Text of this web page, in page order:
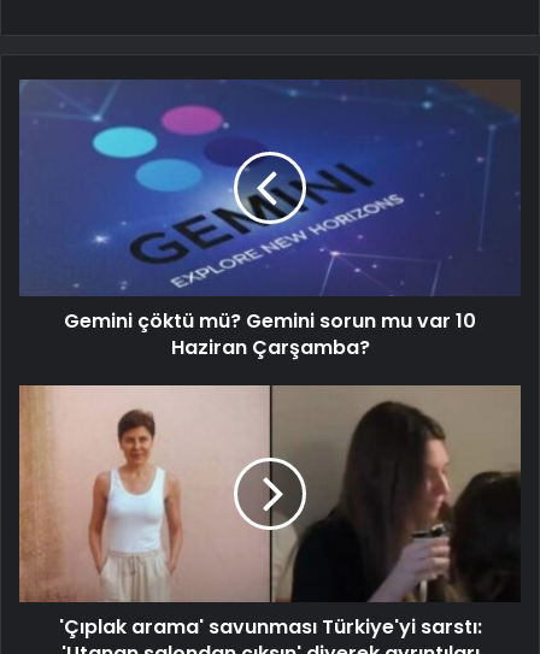
Gemini çöktü mü? Gemini sorun mu var 10
Haziran Çarşamba?
'Çıplak arama' savunması Türkiye'yi sarstı: